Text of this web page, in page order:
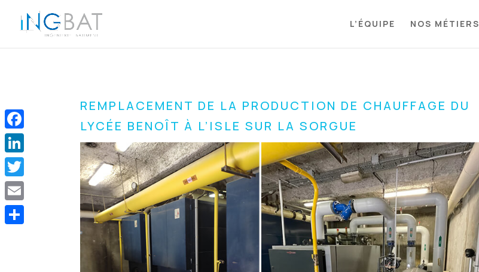
L’ÉQUIPE NOS MÉTIERS
REMPLACEMENT DE LA PRODUCTION DE CHAUFFAGE DU
LYCÉE BENOÎT À L’ISLE SUR LA SORGUE
Facebook
LinkedIn
Twitter
Email